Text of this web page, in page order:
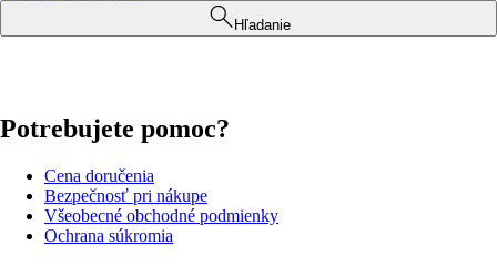
Hľadanie
Potrebujete pomoc?
Cena doručenia
Bezpečnosť pri nákupe
Všeobecné obchodné podmienky
Ochrana súkromia